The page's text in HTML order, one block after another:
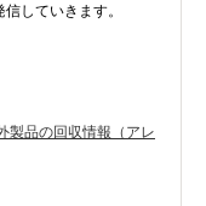
していきます。
製品の回収情報（アレ